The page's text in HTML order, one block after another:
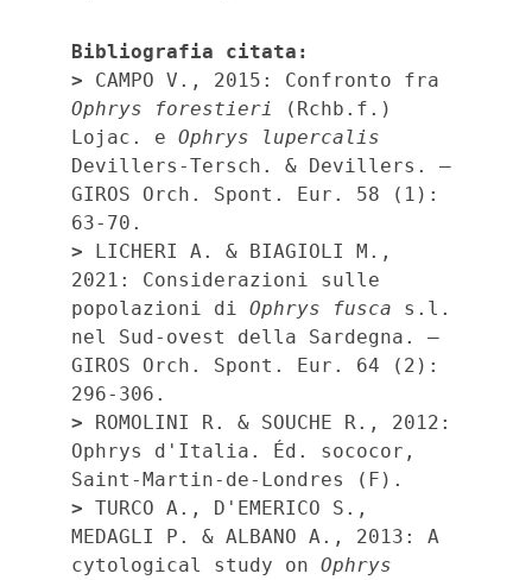
Bibliografia citata:
>
Ophrys forestieri
(Rchb.f.)
Lojac. e
Devillers-Tersch. & Devillers. –
GIROS Orch. Spont. Eur. 58 (1):
> LICHERI A. & BIAGIOLI M.,
2021: Considerazioni sulle
popolazioni di Ophrys fusca s.l.
nel Sud-ovest della Sardegna. –
GIROS Orch. Spont. Eur. 64 (2):
> ROMOLINI R. & SOUCHE R., 2012:
Ophrys d'Italia. Éd. sococor,
> TURCO A., D'EMERICO S.,
MEDAGLI P. & ALBANO A., 2013: A
cytological study on Ophrys